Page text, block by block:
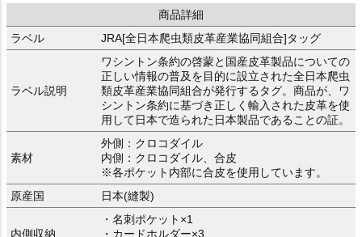
商品詳細
ラベル
JRA[全日本爬虫類皮革産業協同組合]タッグ
ラベル説明
ワシントン条約の啓蒙と国産皮革製品についての
正しい情報の普及を目的に設立された全日本爬虫
類皮革産業協同組合が発行するタグ。商品が、ワ
シントン条約に基づき正しく輸入された皮革を使
用して日本で造られた日本製品であることの証。
素材
外側：クロコダイル
内側：クロコダイル、合皮
※各ポケット内部に合皮を使用しています。
原産国
日本(縫製)
内側収納
・名刺ポケット×1
・カードホルダー×3